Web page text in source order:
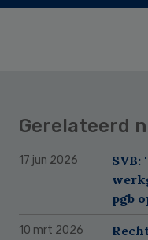
Gerelateerd
17 jun 2026
SVB:
pgb
10 mrt 2026